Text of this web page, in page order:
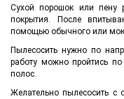
Сухой порошок или пену
покрытия. После
помощью обычного или
Пылесосить нужно по
работу можно пройтись
полос.
Желательно пылесосить с